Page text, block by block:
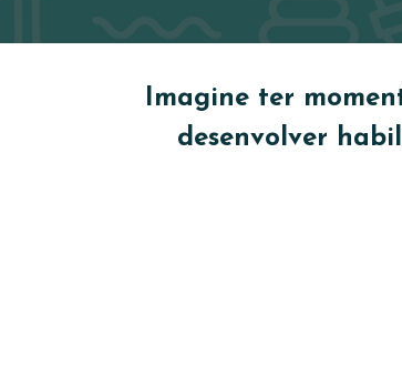
Imagine ter
desenvolver